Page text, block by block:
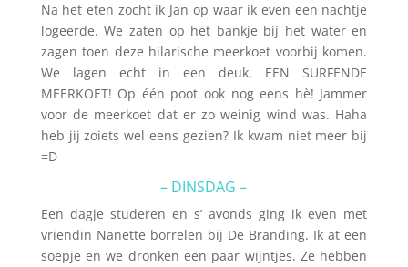
Na het eten zocht ik Jan op waar ik even een nachtje
logeerde. We zaten op het bankje bij het water en
zagen toen deze hilarische meerkoet voorbij komen.
We lagen echt in een deuk, EEN SURFENDE
MEERKOET! Op één poot ook nog eens hè! Jammer
voor de meerkoet dat er zo weinig wind was. Haha
heb jij zoiets wel eens gezien? Ik kwam niet meer bij
=D
– DINSDAG –
Een dagje studeren en s’ avonds ging ik even met
vriendin Nanette borrelen bij De Branding. Ik at een
soepje en we dronken een paar wijntjes. Ze hebben